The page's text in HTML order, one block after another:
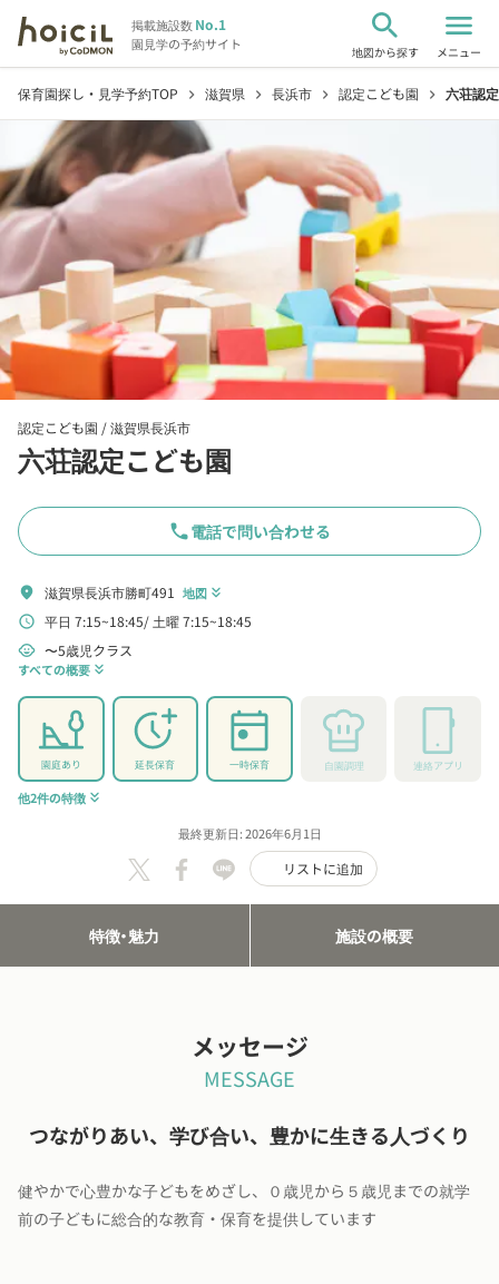
掲載施設数No.1
園見学の予約サイト
search
地図から探す
menu
メニュー
保育園探し・見学予約TOP chevron_right 滋賀県 chevron_right 長浜市 chevron_right 認定こども園 chevron_right 六荘認
認定こども園 /滋賀県長浜市
六荘認定こども園
phone電話で問い合わせる
location_on 滋賀県長浜市勝町491 地図 keyboard_double_arrow_down
schedule 平日 7:15~18:45 土曜 7:15~18:45
child_care 〜5歳児クラス
すべての概要 keyboard_double_arrow_down
園庭あり 延長保育 一時保育 自園調理 連絡アプリ
他2件の特徴 keyboard_double_arrow_down
最終更新日: 2026年6月1日
リストに追加
特徴・魅力 施設の概要
メッセージ
MESSAGE
つながりあい、学び合い、豊かに生きる人づくり
健やかで心豊かな子どもをめざし、０歳児から５歳児までの就学
前の子どもに総合的な教育・保育を提供しています